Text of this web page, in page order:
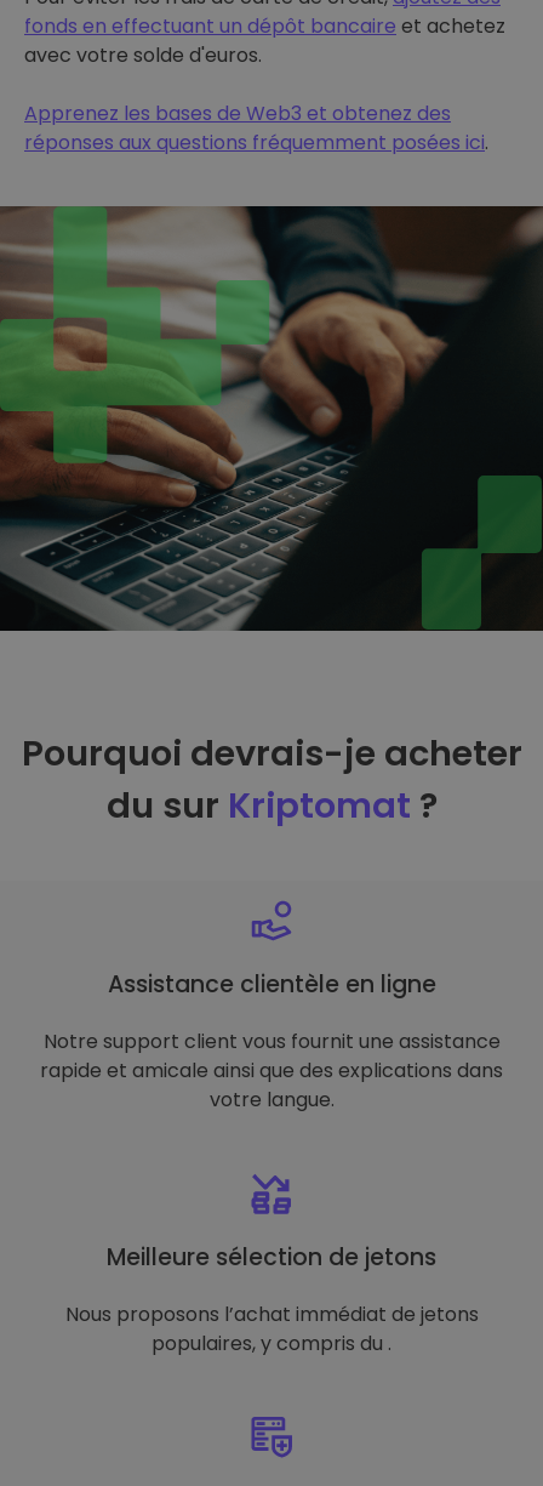
fonds en effectuant un dépôt bancaire et achetez
avec votre solde d'euros.
Apprenez les bases de Web3 et obtenez des
réponses aux questions fréquemment posées ici.
Pourquoi devrais-je acheter
du sur Kriptomat ?
Assistance clientèle en ligne
Notre support client vous fournit une assistance
rapide et amicale ainsi que des explications dans
votre langue.
Meilleure sélection de jetons
Nous proposons l’achat immédiat de jetons
populaires, y compris du .